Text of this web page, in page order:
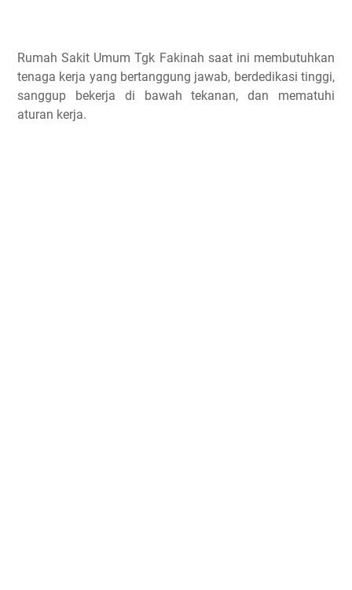
Rumah Sakit Umum Tgk Fakinah saat ini membutuhkan
tenaga kerja yang bertanggung jawab, berdedikasi tinggi,
sanggup bekerja di bawah tekanan, dan mematuhi
aturan kerja.